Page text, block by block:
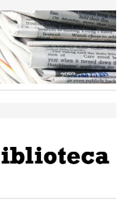
Terzjus: prima riunione a